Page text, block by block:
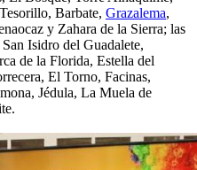
Barbate, Grazalema,
y Zahara de la Sierra; las
Isidro del Guadalete,
de la Florida, Estella del
El Torno, Facinas,
Jédula, La Muela de